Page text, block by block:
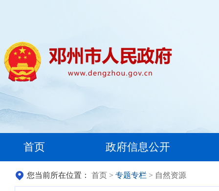
首页 政府信息公开
您当前所在位置： 首页 > 专题专栏 > 自然资源